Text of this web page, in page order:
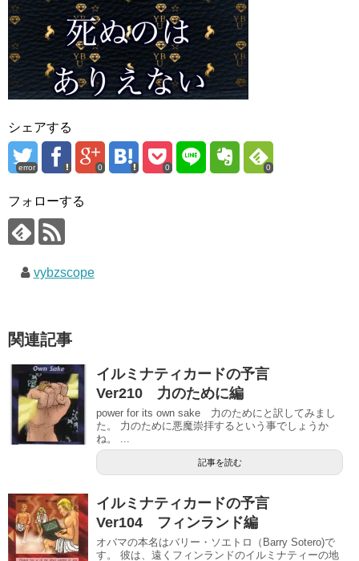
シェアする
error 0 0 0
フォローする
vybzscope
関連記事
イルミナティカードの予言
Ver210 力のために編
power for its own sake 力のためにと訳してみまし
た。 力のために悪魔崇拝するという事でしょうか
ね。 ...
記事を読む
イルミナティカードの予言
Ver104 フィンランド編
オバマの本名はバリー・ソエトロ（Barry Sotero)で
す。 彼は、遠くフィンランドのイルミナティーの地